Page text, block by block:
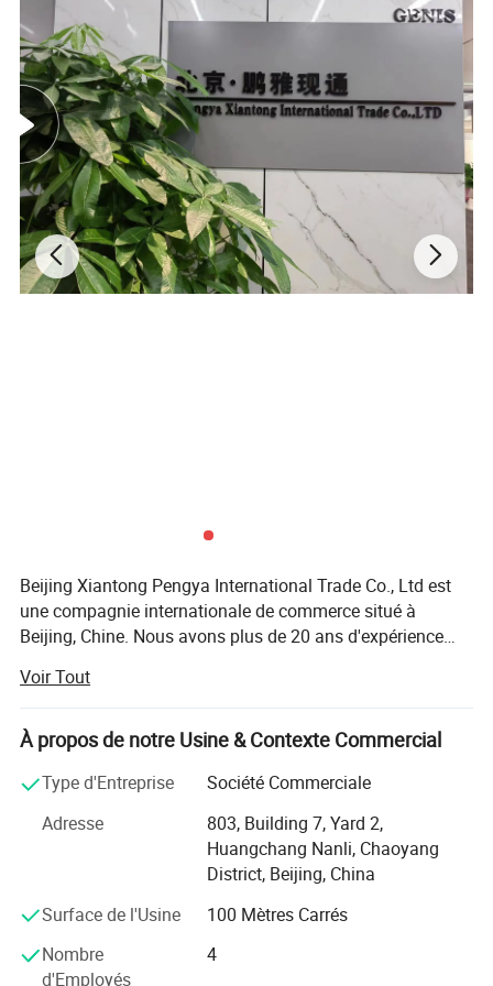
T1. Quelles sont vos conditions d'emballage ? R: En général, nous
embaltons nos marchandises dans des boîtes blanches neutres et
des cartons bruns. Si vous avez enregistré un brevet havelegally,
nous pouvons emballer les marchandises dans vos boîtes de
marque après avoir reçu des lettres de yourauthorisation. Q2. Et
votre délai de livraison ? A:généralement, il faudra 15-30 jours
après avoir reçu votre paiement d'avance.le délai de livraison
spécifique dépend de et la quantité de votre commande. Q3.
Pouvez-vous produire selon les échantillons ? R: Oui, nous
pouvons produire par vos échantillons ou dessins techniques.
Nous pouvons construire les moules et les accessoires. Q4.testez-
Beijing Xiantong Pengya International Trade Co., Ltd est
une compagnie internationale de commerce situé à
Beijing, Chine. Nous avons plus de 20 ans d'expérience
de nombreux spécialiste de modèles de voitures y compris
les aliments GM, Hyundai et BAOJUN automobiles. Nos
produits principaux incluent les systèmes de contrôle
châssis de systèmes et des systèmes électriques, entre
autres. Nous nous engageons à fournir un service
professionnel à chaque client, y compris des réponses
rapides, les délais de livraison, excellente qualité, et le
meilleur prix disponible. La satisfaction du client et la
confiance est notre priorité. Nous garantissons à se
commande client à s'assurer aucune erreur de livraison, et
Voir Tout
À propos de notre Usine & Contexte Commercial
Type d'Entreprise
Société Commerciale
Adresse
803, Building 7, Yard 2,
Huangchang Nanli, Chaoyang
District, Beijing, China
Surface de l'Usine
100 Mètres Carrés
Nombre
d'Employés
4